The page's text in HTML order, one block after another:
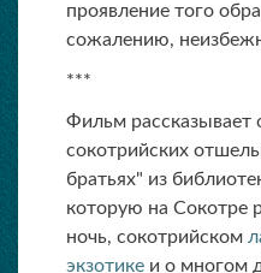
проявление того
сожалению,
***
Фильм рассказывает
сокотрийских
братьях" из
которую на Сокотре
ночь, сокотрийском
экзотике и о многом